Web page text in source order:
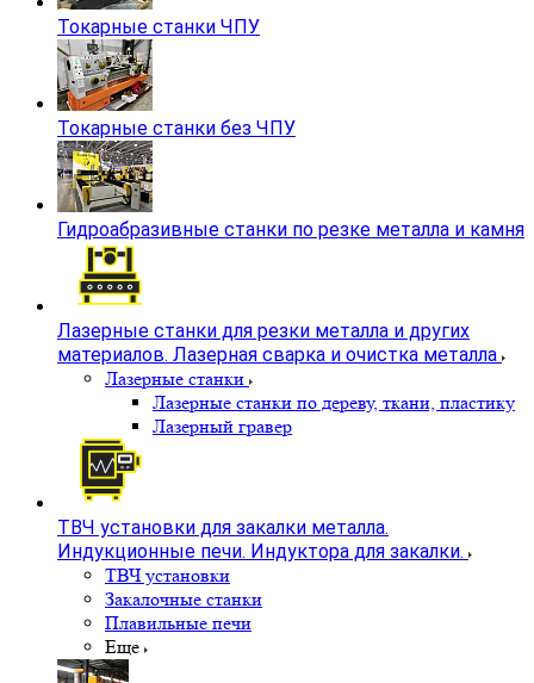
Токарные станки ЧПУ
Токарные станки без ЧПУ
Гидроабразивные станки по резке металла и камня
Лазерные станки для резки металла и других
материалов. Лазерная сварка и очистка металла
Лазерные станки
Лазерные станки по дереву, ткани, пластику
Лазерный гравер
ТВЧ установки для закалки металла.
Индукционные печи. Индуктора для закалки.
ТВЧ установки
Закалочные станки
Плавильные печи
Еще